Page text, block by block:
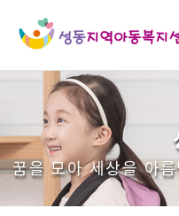
꿈을 모아 세상을 아